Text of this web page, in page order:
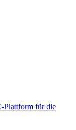
Plattform für die